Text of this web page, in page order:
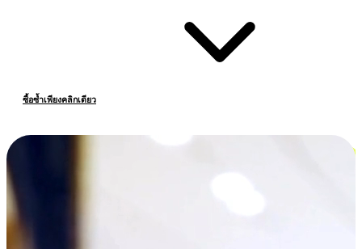
ซื้อซ้ำเพียงคลิกเดียว